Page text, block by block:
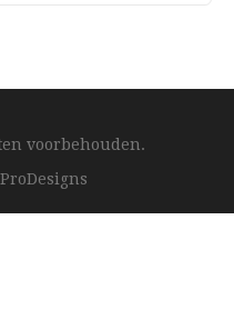
voorbehouden.
ProDesigns